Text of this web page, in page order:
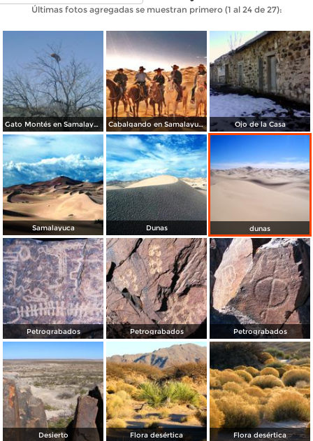
Últimas fotos agregadas se muestran primero (1 al 24 de 27):
Gato Montés en Samalayuca Cabalgando en Samalayuca Ojo de la Casa
Samalayuca Dunas dunas
Petrograbados Petrograbados Petrograbados
Desierto Flora desértica Flora desértica